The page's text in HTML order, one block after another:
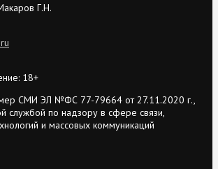
Г.Н.
18+
СМИ ЭЛ №ФС 77-79664 от 27.11.2020 г.,
службой по надзору в сфере связи,
и массовых коммуникаций